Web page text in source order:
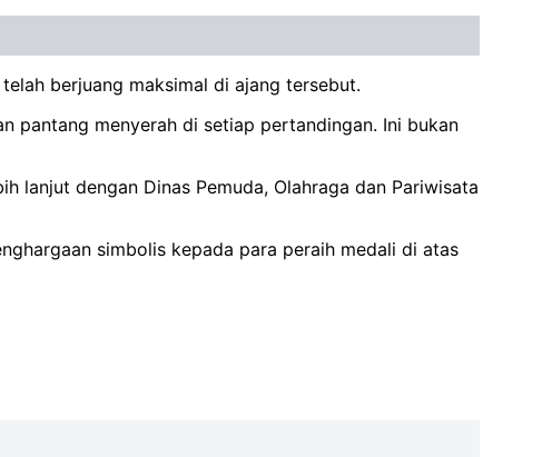
berjuang maksimal di ajang tersebut.
pantang menyerah di setiap pertandingan. Ini bukan
lanjut dengan Dinas Pemuda, Olahraga dan Pariwisata
simbolis kepada para peraih medali di atas